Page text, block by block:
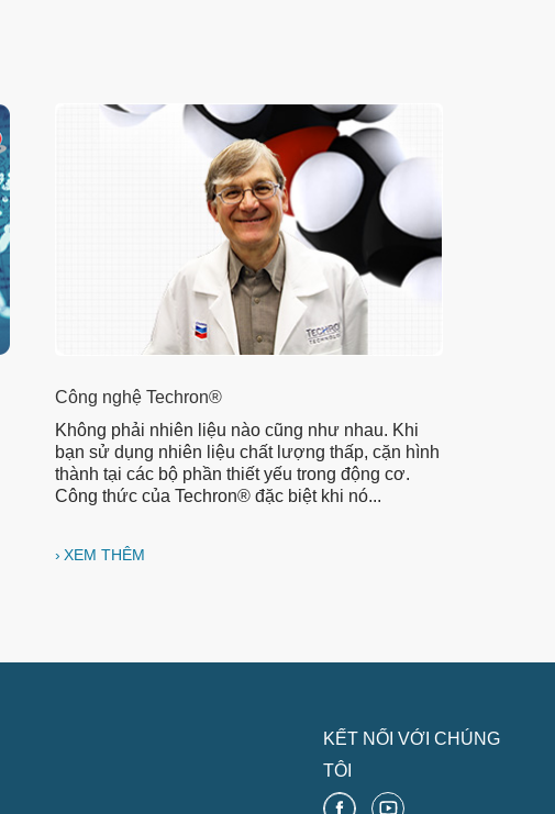
Công nghệ Techron®
Không phải nhiên liệu nào cũng như nhau. Khi
bạn sử dụng nhiên liệu chất lượng thấp, cặn hình
thành tại các bộ phần thiết yếu trong động cơ.
Công thức của Techron® đặc biệt khi nó...
XEM THÊM
KẾT NỐI VỚI CHÚNG
TÔI